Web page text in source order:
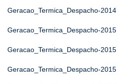
Geracao_Termica_Despacho-2014
Geracao_Termica_Despacho-2015
Geracao_Termica_Despacho-2015
Geracao_Termica_Despacho-2015